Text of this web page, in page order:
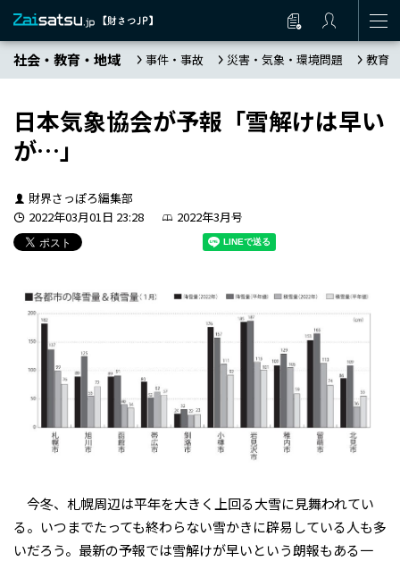
社会・教育・地域 事件・事故 災害・気象・環境問題 教育
日本気象協会が予報「雪解けは早い
が…」
財界さっぽろ編集部
2022年03月01日 23:28
2022年3月号
今冬、札幌周辺は平年を大きく上回る大雪に見舞われてい
る。いつまでたっても終わらない雪かきに辟易している人も多
いだろう。最新の予報では雪解けが早いという朗報もある一